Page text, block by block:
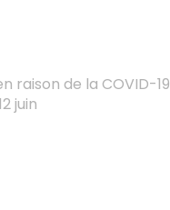
raison de la COVID-19
juin